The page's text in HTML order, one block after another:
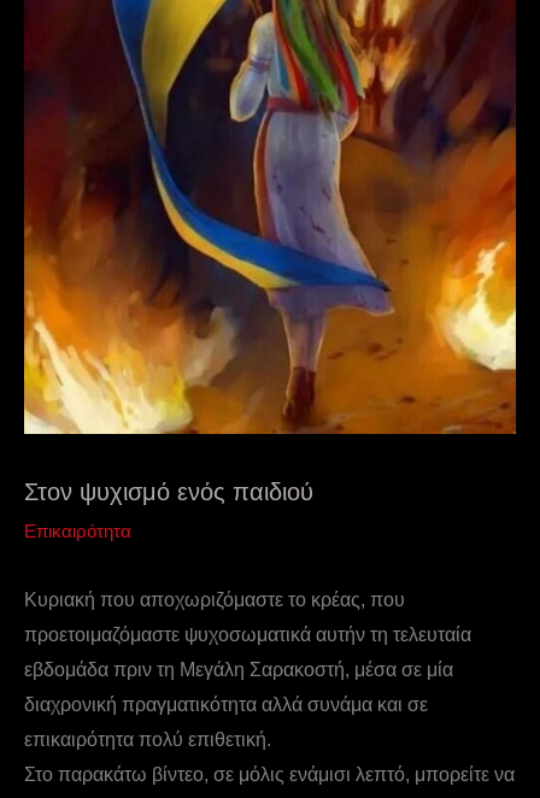
Στον ψυχισμό ενός παιδιού
Επικαιρότητα
Κυριακή που αποχωριζόμαστε το κρέας, που
προετοιμαζόμαστε ψυχοσωματικά αυτήν τη τελευταία
εβδομάδα πριν τη Μεγάλη Σαρακοστή, μέσα σε μία
διαχρονική πραγματικότητα αλλά συνάμα και σε
επικαιρότητα πολύ επιθετική.
Στο παρακάτω βίντεο, σε μόλις ενάμισι λεπτό, μπορείτε να